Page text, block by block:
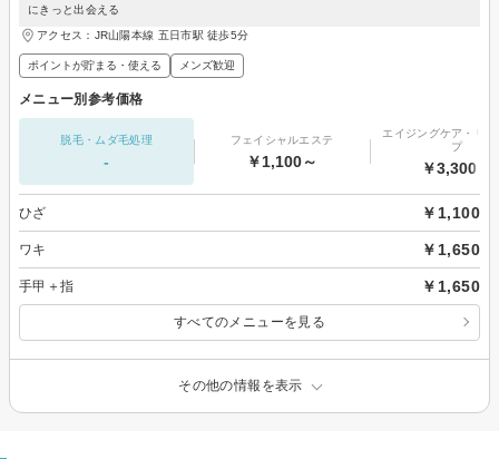
にきっと出会える
アクセス：JR山陽本線 五日市駅 徒歩5分
ポイントが貯まる・使える メンズ歓迎
メニュー別参考価格
脱毛・ムダ毛処理
-
フェイシャルエステ
￥1,100～
エイジングケア・リ
プ
￥3,300～
ひざ ￥1,100
ワキ ￥1,650
手甲＋指 ￥1,650
すべてのメニューを見る
その他の情報を表示